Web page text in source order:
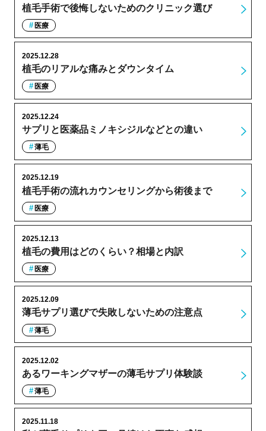
植毛手術で後悔しないためのクリニック選び
医療
植毛のリアルな痛みとダウンタイム
2025.12.28
医療
サプリと医薬品ミノキシジルなどとの違い
2025.12.24
薄毛
植毛手術の流れカウンセリングから術後まで
2025.12.19
医療
植毛の費用はどのくらい？相場と内訳
2025.12.13
医療
薄毛サプリ選びで失敗しないための注意点
2025.12.09
薄毛
あるワーキングマザーの薄毛サプリ体験談
2025.12.02
薄毛
2025.11.18